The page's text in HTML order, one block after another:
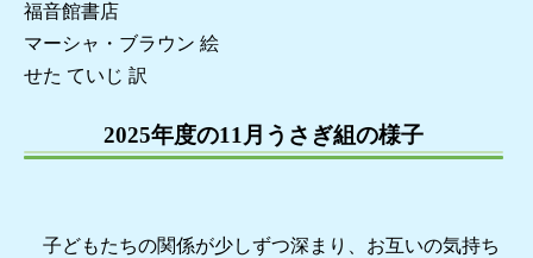
福音館書店
マーシャ・ブラウン 絵
せた ていじ 訳
2025年度の11月うさぎ組の様子
子どもたちの関係が少しずつ深まり、お互いの気持ち